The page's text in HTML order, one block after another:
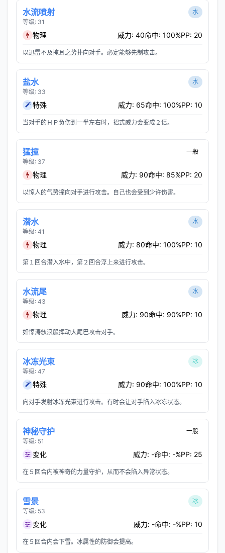
水流喷射
等级: 31
水
物理 威力: 40命中: 100%PP: 20
以迅雷不及掩耳之势扑向对手。必定能够先制攻击。
盐水
等级: 33
水
特殊 威力: 65命中: 100%PP: 10
当对手的ＨＰ负伤到一半左右时，招式威力会变成２倍。
猛撞
等级: 37
一般
物理 威力: 90命中: 85%PP: 20
以惊人的气势撞向对手进行攻击。自己也会受到少许伤害。
潜水
等级: 41
水
物理 威力: 80命中: 100%PP: 10
第１回合潜入水中，第２回合浮上来进行攻击。
水流尾
等级: 43
水
物理 威力: 90命中: 90%PP: 10
如惊涛骇浪般挥动大尾巴攻击对手。
冰冻光束
等级: 47
冰
特殊 威力: 90命中: 100%PP: 10
向对手发射冰冻光束进行攻击。有时会让对手陷入冰冻状态。
神秘守护
等级: 51
一般
变化 威力: -命中: -%PP: 25
在５回合内被神奇的力量守护，从而不会陷入异常状态。
雪景
等级: 53
冰
变化 威力: -命中: -%PP: 10
在５回合内会下雪。冰属性的防御会提高。